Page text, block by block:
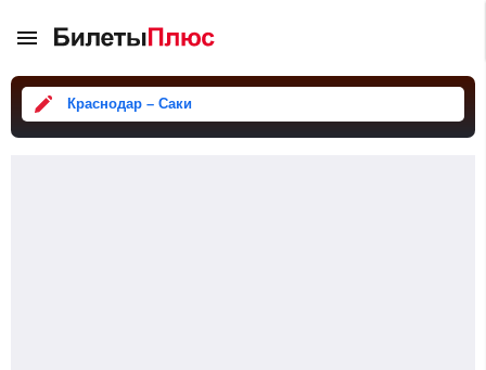
Краснодар – Саки